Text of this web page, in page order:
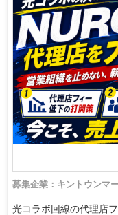
募集企業：キントウンマ
光コラボ回線の代理店